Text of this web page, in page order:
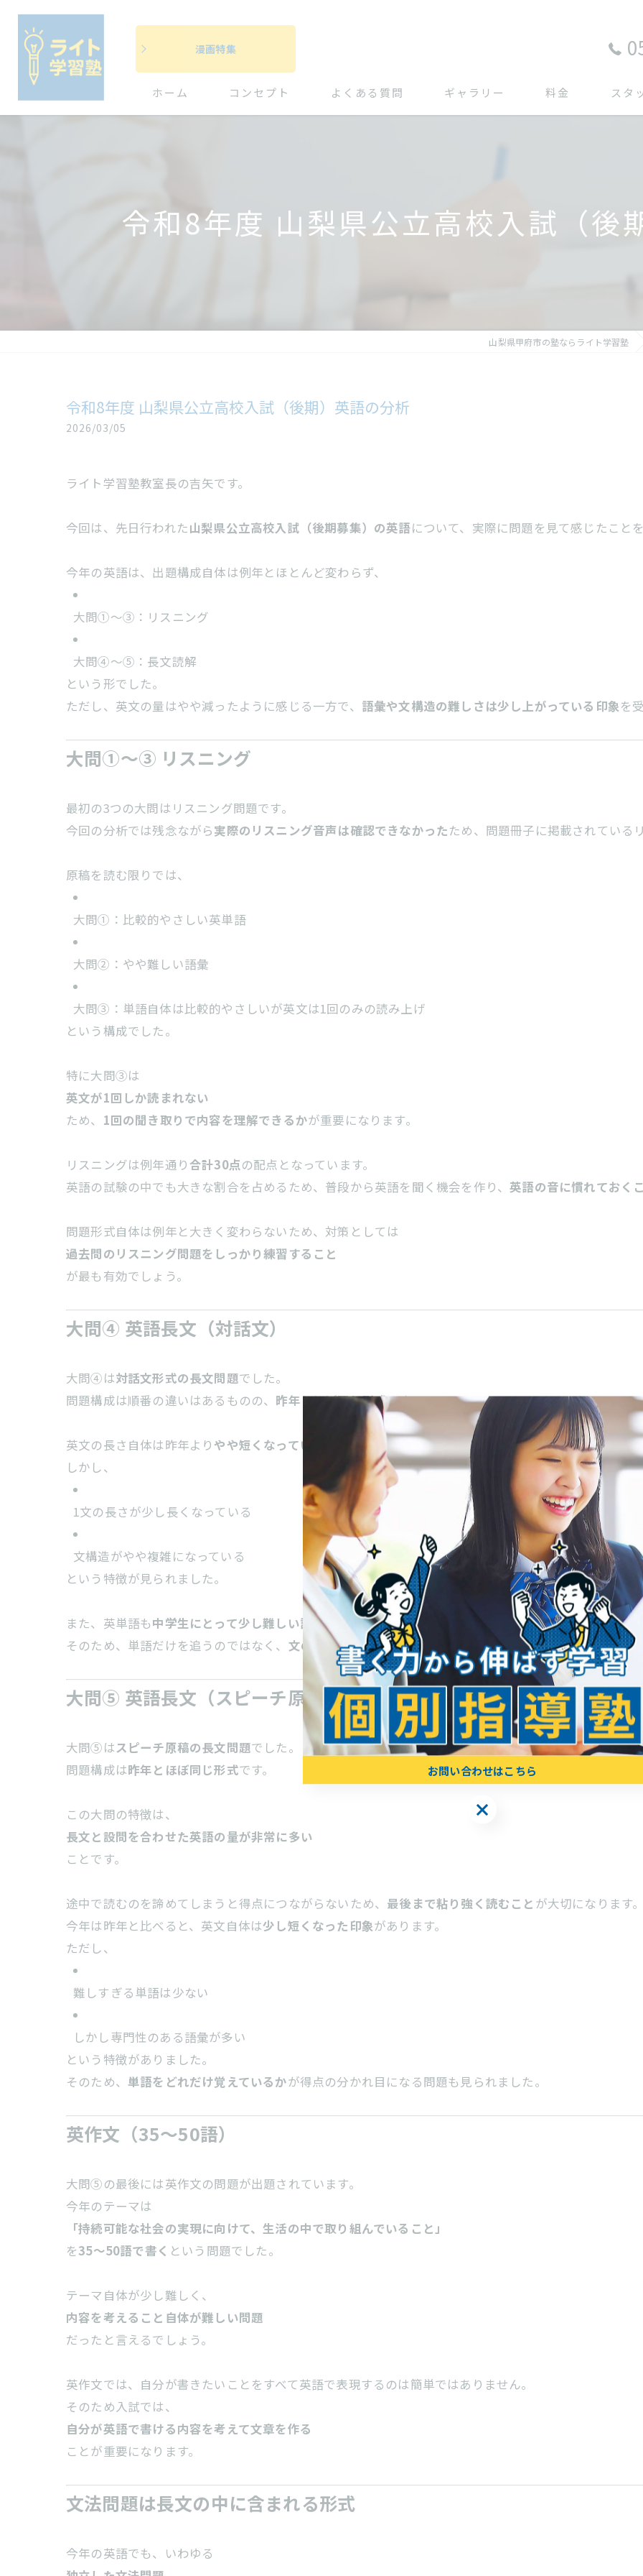
漫画特集
ホーム コンセプト よくある質問 ギャラリー 料金 スタ
令和8年度 山梨県公立高校入試（後
山梨県甲府市の塾ならライト学習塾
令和8年度 山梨県公立高校入試（後期）英語の分析
2026/03/05
ライト学習塾教室長の吉矢です。
今回は、先日行われた山梨県公立高校入試（後期募集）の英語について、実際に問題を見て感じたこと
今年の英語は、出題構成自体は例年とほとんど変わらず、
大問①～③：リスニング
大問④～⑤：長文読解
という形でした。
ただし、英文の量はやや減ったように感じる一方で、 語彙や文構造の難しさは少し上がっている印象を
大問①～③ リスニング
最初の3つの大問はリスニング問題です。
今回の分析では残念ながら実際のリスニング音声は確認できなかったため、問題冊子に掲載されている
原稿を読む限りでは、
大問①：比較的やさしい英単語
大問②：やや難しい語彙
大問③：単語自体は比較的やさしいが英文は1回のみの読み上げ
という構成でした。
特に大問③は
英文が1回しか読まれない
ため、 1回の聞き取りで内容を理解できるかが重要になります。
リスニングは例年通り 合計30点の配点となっています。
英語の試験の中でも大きな割合を占めるため、普段から英語を聞く機会を作り、英語の音に慣れておく
問題形式自体は例年と大きく変わらないため、対策としては
過去問のリスニング問題をしっかり練習すること
が最も有効でしょう。
大問④ 英語長文（対話文）
大問④は対話文形式の長文問題でした。
問題構成は順番の違いはあるものの、 昨年とほぼ同じ形式です。
英文の長さ自体は昨年より やや短くなっています。
しかし、
1文の長さが少し長くなっている
文構造がやや複雑になっている
という特徴が見られました。
また、英単語も中学生にとって少し難しい語彙が使われているものが目立っています。
そのため、単語だけを追うのではなく、 文の構造を理解しながら読む力が求められる問題だったと言え
大問⑤ 英語長文（スピーチ原稿）
大問⑤はスピーチ原稿の長文問題でした。
問題構成は昨年とほぼ同じ形式です。
この大問の特徴は、
長文と設問を合わせた英語の量が非常に多い
ことです。
途中で読むのを諦めてしまうと得点につながらないため、 最後まで粘り強く読むこと が大切になります。
今年は昨年と比べると、英文自体は少し短くなった印象があります。
ただし、
難しすぎる単語は少ない
しかし専門性のある語彙が多い
という特徴がありました。
そのため、 単語をどれだけ覚えているかが得点の分かれ目になる問題も見られました。
英作文（35～50語）
大問⑤の最後には英作文の問題が出題されています。
今年のテーマは
「持続可能な社会の実現に向けて、生活の中で取り組んでいること」
を35～50語で書く という問題でした。
テーマ自体が少し難しく、
内容を考えること自体が難しい問題
だったと言えるでしょう。
英作文では、自分が書きたいことをすべて英語で表現するのは簡単ではありません。
そのため入試では、
自分が英語で書ける内容を考えて文章を作る
ことが重要になります。
文法問題は長文の中に含まれる形式
今年の英語でも、いわゆる
お問い合わせはこちら
お問い合わせはこちら